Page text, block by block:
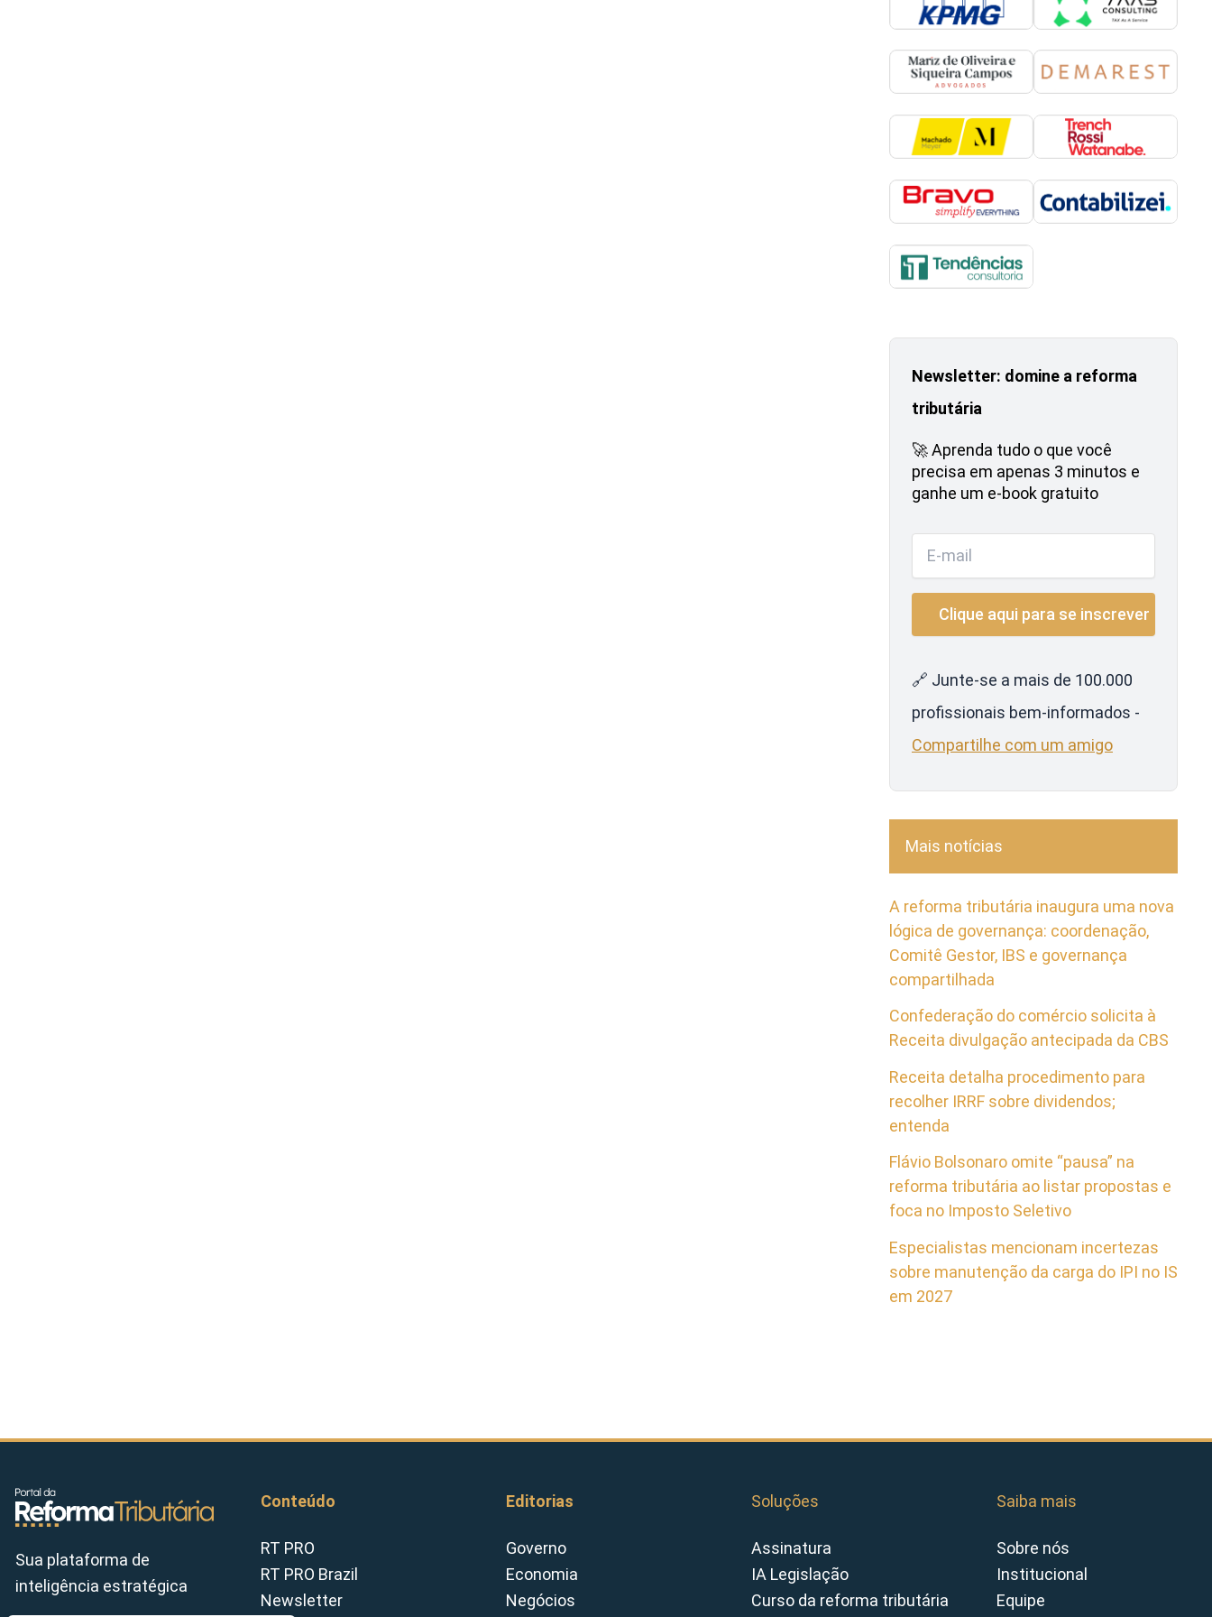
Newsletter: domine a reforma
tributária
🚀 Aprenda tudo o que você
precisa em apenas 3 minutos e
ganhe um e-book gratuito
🔗 Junte-se a mais de 100.000
profissionais bem-informados -
Compartilhe com um amigo
Mais notícias
A reforma tributária inaugura uma nova
lógica de governança: coordenação,
Comitê Gestor, IBS e governança
compartilhada
Confederação do comércio solicita à
Receita divulgação antecipada da CBS
Receita detalha procedimento para
recolher IRRF sobre dividendos;
entenda
Flávio Bolsonaro omite “pausa” na
reforma tributária ao listar propostas e
foca no Imposto Seletivo
Especialistas mencionam incertezas
sobre manutenção da carga do IPI no IS
em 2027
Sua plataforma de
inteligência estratégica
Conteúdo
RT PRO
RT PRO Brazil
Newsletter
Editorias
Governo
Economia
Negócios
Soluções
Assinatura
IA Legislação
Curso da reforma tributária
Saiba mais
Sobre nós
Institucional
Equipe